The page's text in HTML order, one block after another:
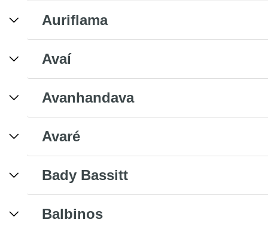
Auriflama
Avaí
Avanhandava
Avaré
Bady Bassitt
Balbinos